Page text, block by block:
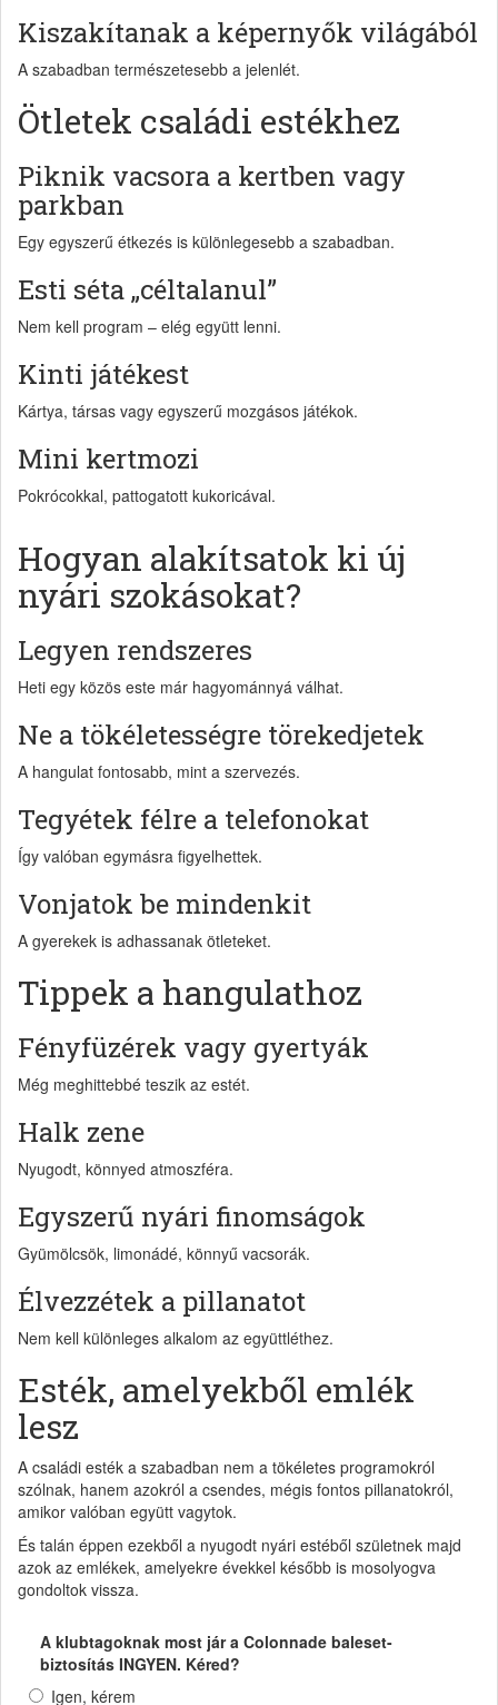
Kiszakítanak a képernyők világából
A szabadban természetesebb a jelenlét.
Ötletek családi estékhez
Piknik vacsora a kertben vagy
parkban
Egy egyszerű étkezés is különlegesebb a szabadban.
Esti séta „céltalanul”
Nem kell program – elég együtt lenni.
Kinti játékest
Kártya, társas vagy egyszerű mozgásos játékok.
Mini kertmozi
Pokrócokkal, pattogatott kukoricával.
Hogyan alakítsatok ki új
nyári szokásokat?
Legyen rendszeres
Heti egy közös este már hagyománnyá válhat.
Ne a tökéletességre törekedjetek
A hangulat fontosabb, mint a szervezés.
Tegyétek félre a telefonokat
Így valóban egymásra figyelhettek.
Vonjatok be mindenkit
A gyerekek is adhassanak ötleteket.
Tippek a hangulathoz
Fényfüzérek vagy gyertyák
Még meghittebbé teszik az estét.
Halk zene
Nyugodt, könnyed atmoszféra.
Egyszerű nyári finomságok
Gyümölcsök, limonádé, könnyű vacsorák.
Élvezzétek a pillanatot
Nem kell különleges alkalom az együttléthez.
Esték, amelyekből emlék
lesz
A családi esték a szabadban nem a tökéletes programokról
szólnak, hanem azokról a csendes, mégis fontos pillanatokról,
amikor valóban együtt vagytok.
És talán éppen ezekből a nyugodt nyári estéből születnek majd
azok az emlékek, amelyekre évekkel később is mosolyogva
gondoltok vissza.
A klubtagoknak most jár a Colonnade baleset-
biztosítás INGYEN. Kéred?
Igen, kérem